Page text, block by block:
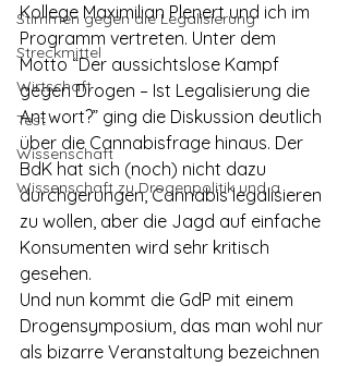
Stimmen gegen die Legalisierung
Streckmittel
Wirtschaft
Test
Wissenschaft
Wissenschaft zu Drogenpolitik und a
Kollege Maximilian Plenert und ich im
Programm vertreten. Unter dem
Motto “Der aussichtslose Kampf
gegen Drogen – Ist Legalisierung die
Antwort?” ging die Diskussion deutlich
über die Cannabisfrage hinaus. Der
BdK hat sich (noch) nicht dazu
durchgerungen, Cannabis legalisieren
zu wollen, aber die Jagd auf einfache
Konsumenten wird sehr kritisch
gesehen.
Und nun kommt die GdP mit einem
Drogensymposium, das man wohl nur
als bizarre Veranstaltung bezeichnen